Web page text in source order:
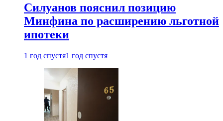
Силуанов пояснил позицию
Минфина по расширению льготной
ипотеки
1 год спустя1 год спустя